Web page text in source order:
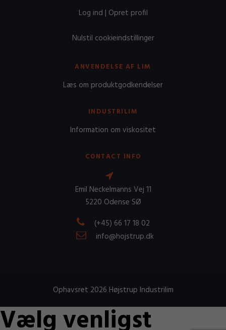
Log ind | Opret profil
Nulstil cookieindstillinger
ANVENDELSE AF LIM
Læs om produktgodkendelser
INDUSTRILIM
Information om viskositet
CONTACT INFO
Emil Neckelmanns Vej 11
5220 Odense SØ
(+45) 66 17 18 02
info@hojstrup.dk
Ophavsret 2026 Højstrup Industrilim
Vælg venligst